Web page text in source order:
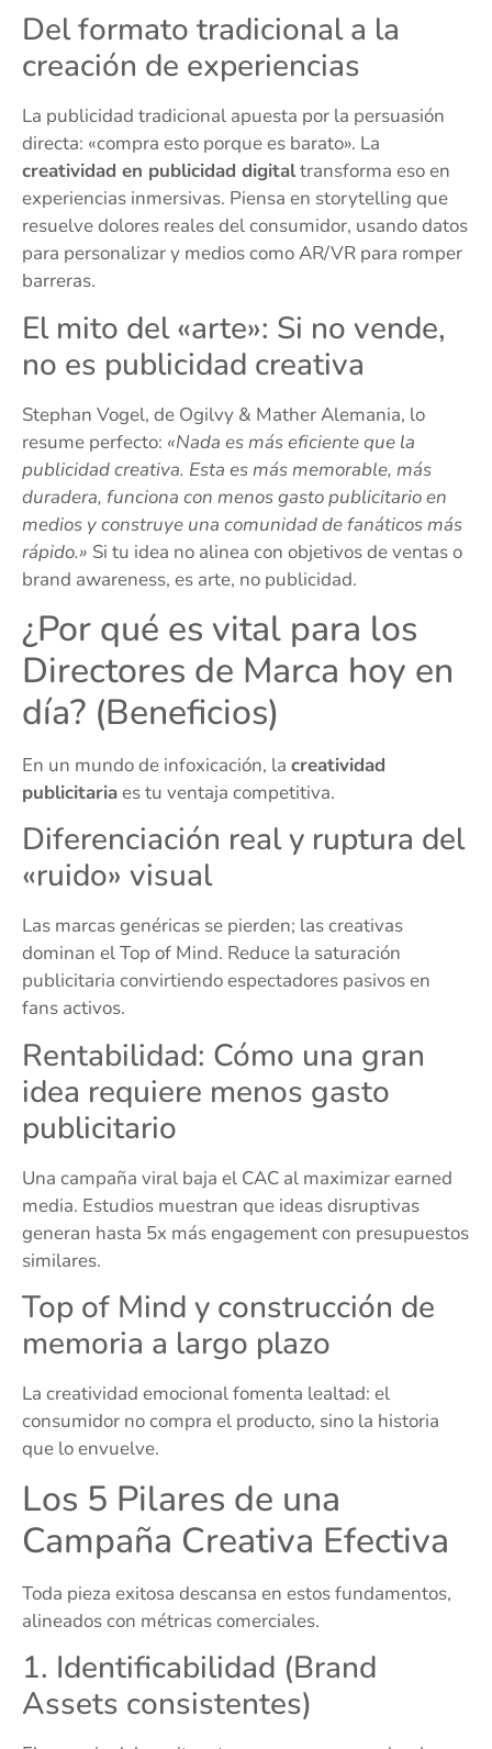
Del formato tradicional a la
creación de experiencias
La publicidad tradicional apuesta por la persuasión
directa: «compra esto porque es barato». La
creatividad en publicidad digitaltransforma eso en
experiencias inmersivas. Piensa en storytelling que
resuelve dolores reales del consumidor, usando datos
para personalizar y medios como AR/VR para romper
barreras.
El mito del «arte»: Si no vende,
no es publicidad creativa
Stephan Vogel, de Ogilvy & Mather Alemania, lo
resume perfecto: «Nada es más eficiente que la
publicidad creativa. Esta es más memorable, más
duradera, funciona con menos gasto publicitario en
medios y construye una comunidad de fanáticos más
rápido.» Si tu idea no alinea con objetivos de ventas o
brand awareness, es arte, no publicidad.
¿Por qué es vital para los
Directores de Marca hoy en
día? (Beneficios)
En un mundo de infoxicación, la creatividad
publicitariaes tu ventaja competitiva.
Diferenciación real y ruptura del
«ruido» visual
Las marcas genéricas se pierden; las creativas
dominan el Top of Mind. Reduce la saturación
publicitaria convirtiendo espectadores pasivos en
fans activos.
Rentabilidad: Cómo una gran
idea requiere menos gasto
publicitario
Una campaña viral baja el CAC al maximizar earned
media. Estudios muestran que ideas disruptivas
generan hasta 5x más engagement con presupuestos
similares.
Top of Mind y construcción de
memoria a largo plazo
La creatividad emocional fomenta lealtad: el
consumidor no compra el producto, sino la historia
que lo envuelve.
Los 5 Pilares de una
Campaña Creativa Efectiva
Toda pieza exitosa descansa en estos fundamentos,
alineados con métricas comerciales.
1. Identificabilidad (Brand
Assets consistentes)